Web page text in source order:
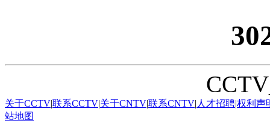
关于CCTV|联系CCTV|关于CNTV|联系CNTV| 人才招聘|权利声
站地图